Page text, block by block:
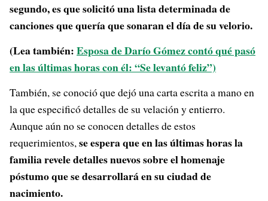
segundo, es que solicitó una lista determinada de
canciones que quería que sonaran el día de su velorio.
(Lea también:Esposa de Darío Gómez contó qué pasó
en las últimas horas con él: “Se levantó feliz”)
También, se conoció que dejó una carta escrita a mano en
la que especificó detalles de su velación y entierro.
Aunque aún no se conocen detalles de estos
requerimientos,se espera que en las últimas horas la
familia revele detalles nuevos sobre el homenaje
póstumo que se desarrollará en su ciudad de
nacimiento.